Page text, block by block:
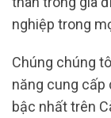
nghiệp trong
Chúng chúng
năng cung cấp
bậc nhất trên